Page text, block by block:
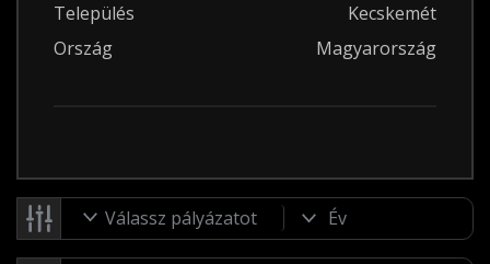
Település
Kecskemét
Ország
Magyarország
Válassz pályázatot